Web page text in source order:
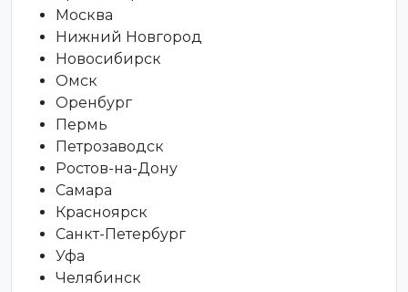
Москва
Нижний Новгород
Новосибирск
Омск
Оренбург
Пермь
Петрозаводск
Ростов-на-Дону
Самара
Красноярск
Санкт-Петербург
Уфа
Челябинск